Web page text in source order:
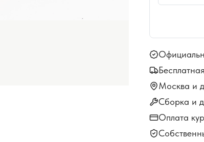
Москва и
Сборка и
Оплата